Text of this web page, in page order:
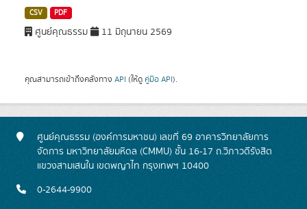
CSV PDF
ศูนย์คุณธรรม 11 มิถุนายน 2569
คุณสามารถเข้าถึงคลังทาง API (ให้ดู คู่มือ API).
ศูนย์คุณธรรม (องค์การมหาชน) เลขที่ 69 อาคารวิทยาลัยการ
จัดการ มหาวิทยาลัยมหิดล (CMMU) ชั้น 16-17 ถ.วิภาวดีรังสิต
แขวงสามเสนใน เขตพญาไท กรุงเทพฯ 10400
0-2644-9900